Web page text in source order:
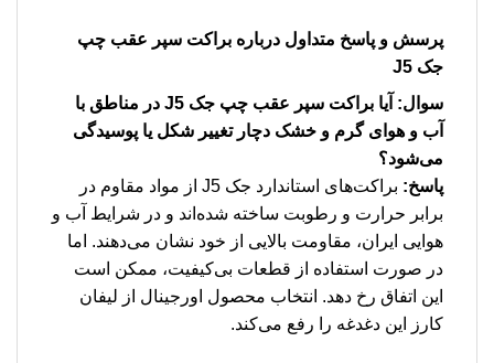
پرسش و پاسخ متداول درباره براکت سپر عقب چپ
جک J5
سوال: آیا براکت سپر عقب چپ جک J5 در مناطق با
آب و هوای گرم و خشک دچار تغییر شکل یا پوسیدگی
می‌شود؟
پاسخ:
براکت‌های استاندارد جک J5 از مواد مقاوم در
برابر حرارت و رطوبت ساخته شده‌اند و در شرایط آب و
هوایی ایران، مقاومت بالایی از خود نشان می‌دهند. اما
در صورت استفاده از قطعات بی‌کیفیت، ممکن است
این اتفاق رخ دهد. انتخاب محصول اورجینال از لیفان
کارز این دغدغه را رفع می‌کند.